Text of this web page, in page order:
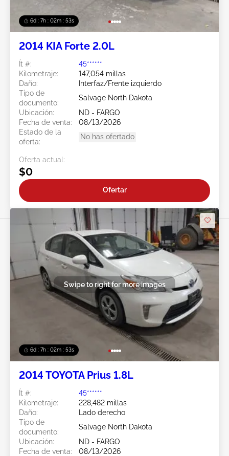
6d : 7h : 02m : 50s
2014 KIA Forte 2.0L
Ít #:
45******
Kilometraje:
147,054 millas
Daño:
Interfaz/Frente izquierdo
Tipo de
documento:
Salvage North Dakota
Ubicación:
ND - FARGO
Fecha de venta:
08/13/2026
Estado de la
oferta:
No has ofertado
Oferta actual:
$0
Ofertar
6d : 7h : 02m : 50s
Swipe to right for more images
2014 TOYOTA Prius 1.8L
Ít #:
45******
Kilometraje:
228,482 millas
Daño:
Lado derecho
Tipo de
documento:
Salvage North Dakota
Ubicación:
ND - FARGO
Fecha de venta:
08/13/2026